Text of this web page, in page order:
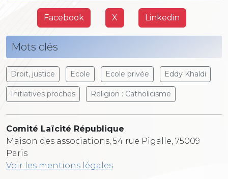
Facebook X Linkedin
Mots clés
Droit, justice Ecole Ecole privée Eddy Khaldi
Initiatives proches Religion : Catholicisme
Comité Laïcité République
Maison des associations, 54 rue Pigalle, 75009
Paris
Voir les mentions légales